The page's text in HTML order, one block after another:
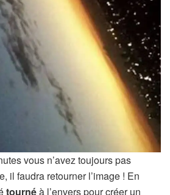
vous n’avez toujours pas
il faudra retourner l’image ! En
tournéà l’envers pour créer un